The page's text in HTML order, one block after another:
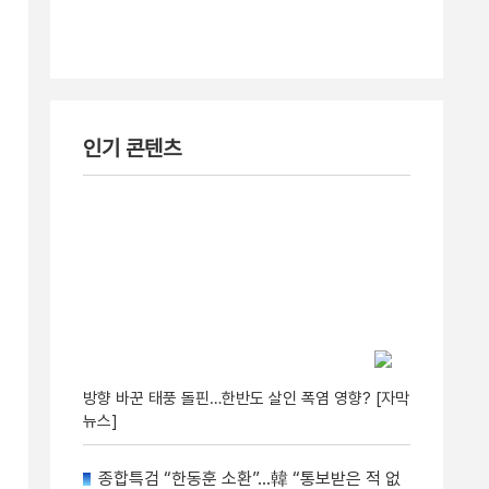
인기 콘텐츠
방향 바꾼 태풍 돌핀…한반도 살인 폭염 영향? [자막
뉴스]
종합특검 “한동훈 소환”…韓 “통보받은 적 없